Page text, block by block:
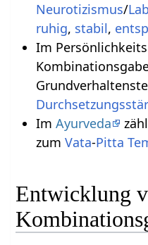
Neurotizismus/
ruhig, stabil,
Im
Im Ayurveda
zum Vata-Pitta
Entwicklung